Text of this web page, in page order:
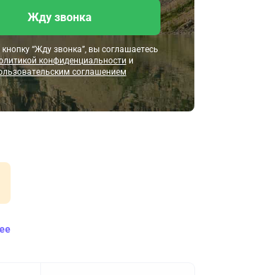
Жду звонка
“Жду звонка”, вы соглашаетесь
конфиденциальности и
соглашением